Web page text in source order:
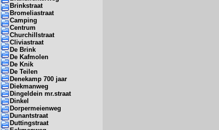
Brinkstraat
Bromeliastraat
Camping
Centrum
Churchillstraat
Cliviastraat
De Brink
De Kafmolen
De Knik
De Teilen
Denekamp 700 jaar
Diekmanweg
Dingeldein mr.straat
Dinkel
Dorpermeienweg
Dunantstraat
Duttingstraat